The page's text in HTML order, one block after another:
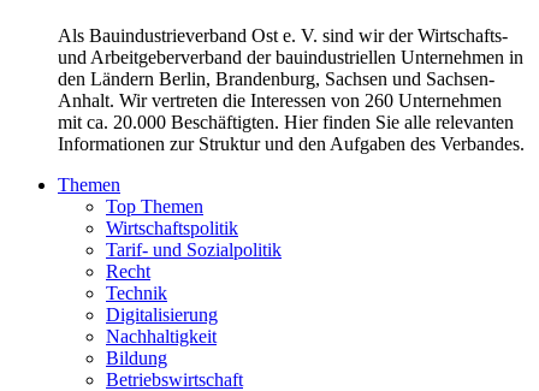
Als Bauindustrieverband Ost e. V. sind wir der Wirtschafts-
und Arbeitgeberverband der bauindustriellen Unternehmen in
den Ländern Berlin, Brandenburg, Sachsen und Sachsen-
Anhalt. Wir vertreten die Interessen von 260 Unternehmen
mit ca. 20.000 Beschäftigten. Hier finden Sie alle relevanten
Informationen zur Struktur und den Aufgaben des Verbandes.
Themen
Top Themen
Wirtschaftspolitik
Tarif- und Sozialpolitik
Recht
Technik
Digitalisierung
Nachhaltigkeit
Bildung
Betriebswirtschaft